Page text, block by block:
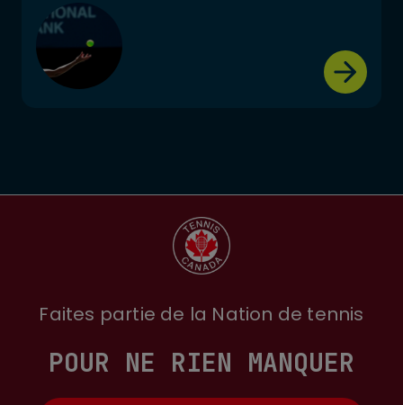
Faites partie de la Nation de tennis
POUR NE RIEN MANQUER